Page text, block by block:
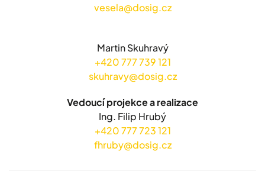
vesela@dosig.cz
Martin Skuhravý
+420 777 739 121
skuhravy@dosig.cz
Vedoucí projekce a realizace
Ing. Filip Hrubý
+420 777 723 121
fhruby@dosig.cz